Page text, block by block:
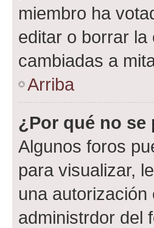
miembro ha
editar o borrar
cambiadas a
Arriba
¿Por qué no se
Algunos foros
para visualizar,
una
administrdor del